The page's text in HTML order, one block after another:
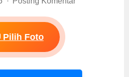
Pilih Foto